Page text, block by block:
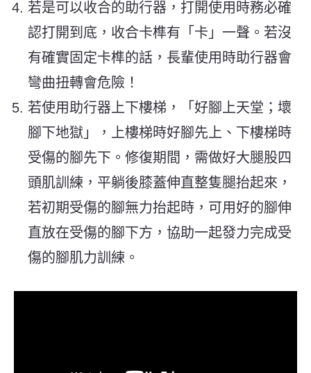
若是可以收合的助行器，打開使用時務必確
認打開到底，收合卡榫有「卡」一聲。若沒
有確實固定卡榫的話，長輩使用時助行器會
彎曲扭轉會危險！
若使用助行器上下樓梯，「好腳上天堂；壞
腳下地獄」，上樓梯時好腳先上、下樓梯時
受傷的腳先下。修復期間，需做好大腿股四
頭肌訓練，平躺後膝蓋伸直整隻腿抬起來，
若初期受傷的腳無力抬起時，可用好的腳伸
直放在受傷的腳下方，協助一起發力完成受
傷的腳肌力訓練。